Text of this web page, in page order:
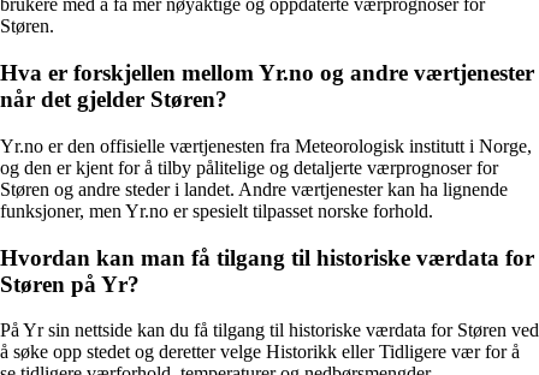
brukere med å få mer nøyaktige og oppdaterte værprognoser for
Støren.
Hva er forskjellen mellom Yr.no og andre værtjenester
når det gjelder Støren?
Yr.no er den offisielle værtjenesten fra Meteorologisk institutt i Norge,
og den er kjent for å tilby pålitelige og detaljerte værprognoser for
Støren og andre steder i landet. Andre værtjenester kan ha lignende
funksjoner, men Yr.no er spesielt tilpasset norske forhold.
Hvordan kan man få tilgang til historiske værdata for
Støren på Yr?
På Yr sin nettside kan du få tilgang til historiske værdata for Støren ved
å søke opp stedet og deretter velge Historikk eller Tidligere vær for å